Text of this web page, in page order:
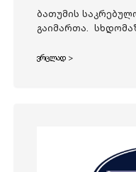
ბათუმის
გაიმართა.
ვრცლად >